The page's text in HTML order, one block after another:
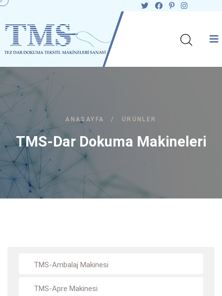
ANASAYFA / ÜRÜNLER
TMS-Dar Dokuma Makineleri
TMS-Ambalaj Makinesi
TMS-Apre Makinesi